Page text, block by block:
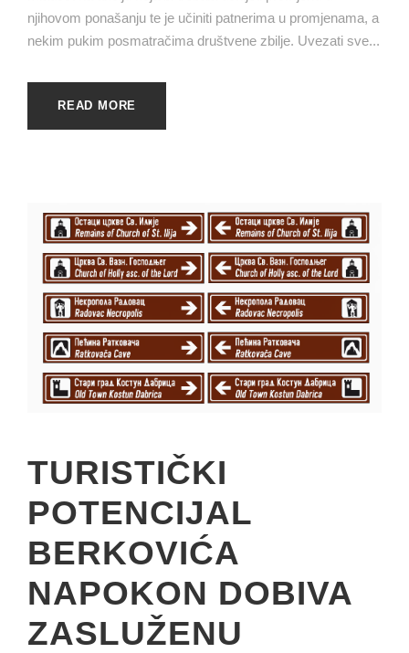
njihovom ponašanju te je učiniti patnerima u promjenama, a
nekim pukim posmatračima društvene zbilje. Uvezati sve...
READ MORE
TURISTIČKI
POTENCIJAL
BERKOVIĆA
NAPOKON DOBIVA
ZASLUŽENU